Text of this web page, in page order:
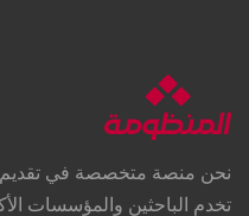
نحن منصة متخصصة في تقديم
تخدم الباحثين والمؤسسات